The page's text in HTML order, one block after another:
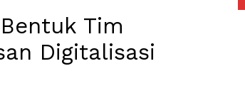
Tim
Digitalisasi